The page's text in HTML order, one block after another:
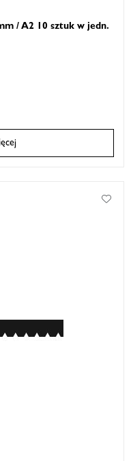
/ A2 10 sztuk w jedn.